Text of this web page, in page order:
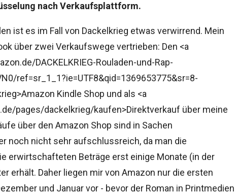
nach Verkaufsplattform.
ist es im Fall von Dackelkrieg etwas verwirrend. Mein
über zwei Verkaufswege vertrieben: Den <a
DACKELKRIEG-Rouladen-und-Rap-
ref=sr_1_1?ie=UTF8&qid=1369653775&sr=8-
Kindle Shop und als <a
pages/dackelkrieg/kaufen>Direktverkauf über meine
über den Amazon Shop sind in Sachen
noch nicht sehr aufschlussreich, da man die
erwirtschafteten Beträge erst einige Monate (in der
erhält. Daher liegen mir von Amazon nur die ersten
und Januar vor - bevor der Roman in Printmedien